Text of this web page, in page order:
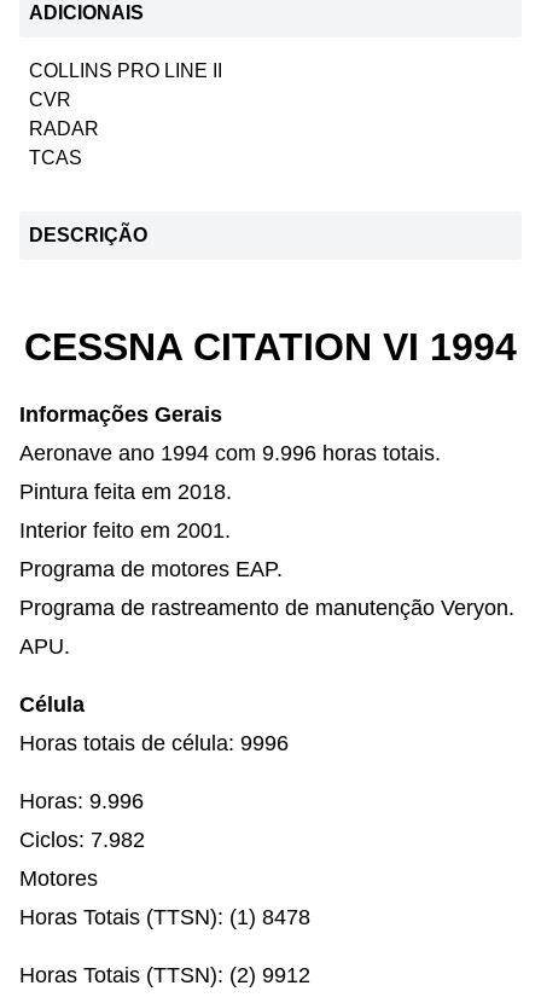
ADICIONAIS
COLLINS PRO LINE II
CVR
RADAR
TCAS
DESCRIÇÃO
CESSNA CITATION VI 1994
Informações Gerais
Aeronave ano 1994 com 9.996 horas totais.
Pintura feita em 2018.
Interior feito em 2001.
Programa de motores EAP.
Programa de rastreamento de manutenção Veryon.
APU.
Célula
Horas totais de célula: 9996
Horas: 9.996
Ciclos: 7.982
Motores
Horas Totais (TTSN): (1) 8478
Horas Totais (TTSN): (2) 9912